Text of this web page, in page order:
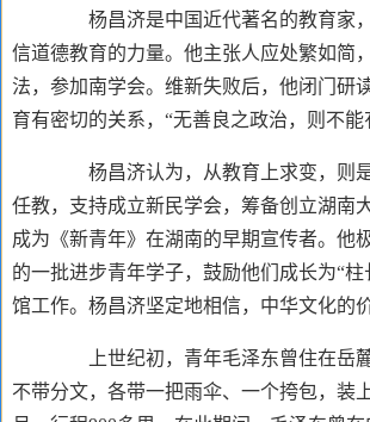
杨昌济是中国近代著名的教育家，
信道德教育的力量。他主张人应处繁如简
法，参加南学会。维新失败后，他闭门研
育有密切的关系，“无善良之政治，则不
杨昌济认为，从教育上求变，则是
任教，支持成立新民学会，筹备创立湖南
成为《新青年》在湖南的早期宣传者。他
的一批进步青年学子，鼓励他们成长为“
馆工作。杨昌济坚定地相信，中华文化的
上世纪初，青年毛泽东曾住在岳
不带分文，各带一把雨伞、一个挎包，装